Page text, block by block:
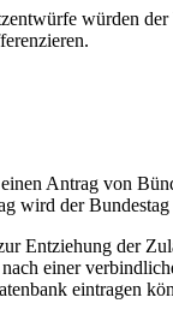
würden
Antrag von
wird der
Entziehung der
einer
eintragen